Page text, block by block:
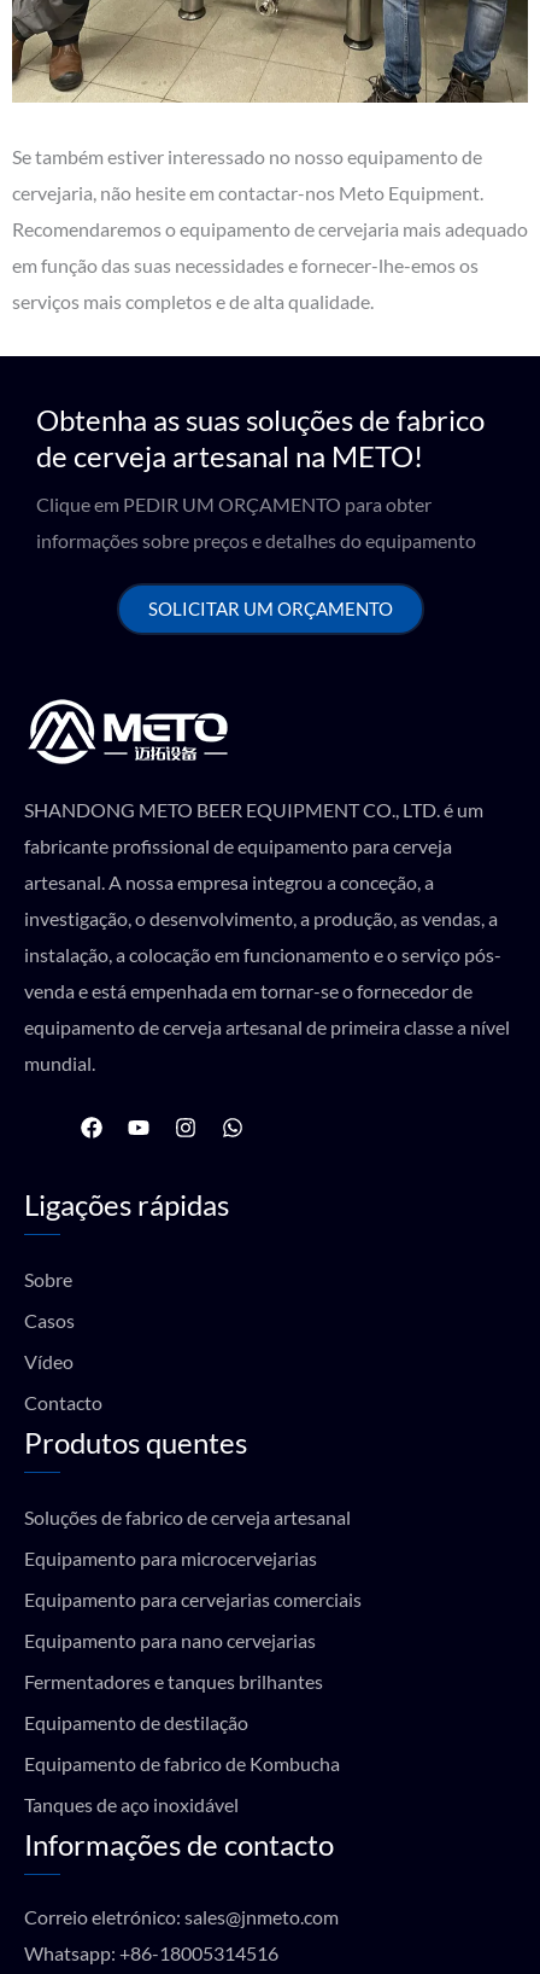
Se também estiver interessado no nosso equipamento de
cervejaria, não hesite em contactar-nos Meto Equipment.
Recomendaremos o equipamento de cervejaria mais adequado
em função das suas necessidades e fornecer-lhe-emos os
serviços mais completos e de alta qualidade.
Obtenha as suas soluções de fabrico
de cerveja artesanal na METO!
Clique em PEDIR UM ORÇAMENTO para obter
informações sobre preços e detalhes do equipamento
SOLICITAR UM ORÇAMENTO
SHANDONG METO BEER EQUIPMENT CO., LTD. é um
fabricante profissional de equipamento para cerveja
artesanal. A nossa empresa integrou a conceção, a
investigação, o desenvolvimento, a produção, as vendas, a
instalação, a colocação em funcionamento e o serviço pós-
venda e está empenhada em tornar-se o fornecedor de
equipamento de cerveja artesanal de primeira classe a nível
mundial.
F
a
b
o
Y
o
u
b
I
n
a
g
W
h
Ligações rápidas
Sobre
Casos
Vídeo
Contacto
Produtos quentes
Soluções de fabrico de cerveja artesanal
Equipamento para microcervejarias
Equipamento para cervejarias comerciais
Equipamento para nano cervejarias
Fermentadores e tanques brilhantes
Equipamento de destilação
Equipamento de fabrico de Kombucha
Tanques de aço inoxidável
Informações de contacto
Correio eletrónico: sales@jnmeto.com
Whatsapp: +86-18005314516